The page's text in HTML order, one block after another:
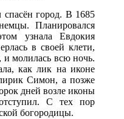
спасён город. В 1685
Планировался
узнала Евдокия
в своей клети,
и молилась всю ночь.
как лик на иконе
Симон, а позже
дней возле иконы
С тех пор
богородицы.